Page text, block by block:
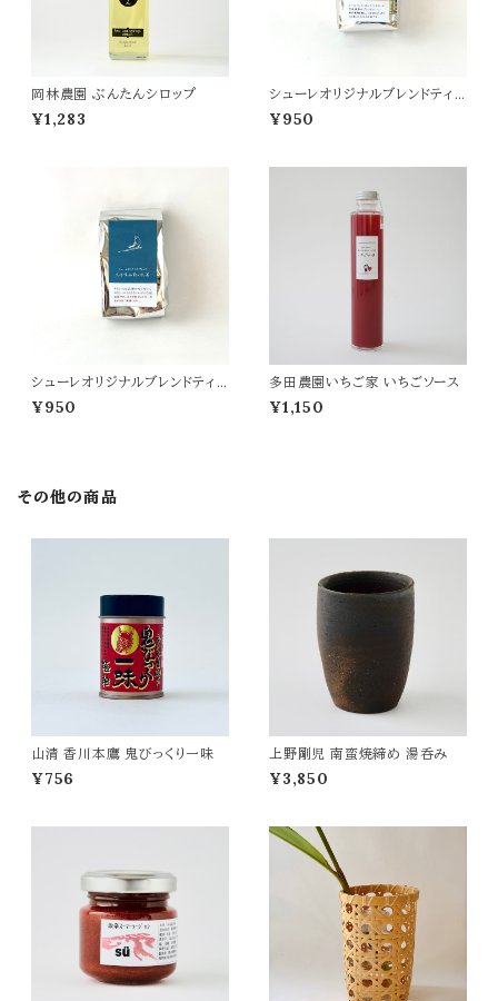
岡林農園 ぶんたんシロップ
¥1,283
シューレオリジナルブレンドティ
ー 目覚めのお茶 詰替用
¥950
シューレオリジナルブレンドティ
おやすみ前のお茶 詰替用
¥950
多田農園いちご家 いちごソース
¥1,150
その他の商品
山清 香川本鷹 鬼びっくり一味
¥756
上野剛児 南蛮焼締め 湯呑み
¥3,850